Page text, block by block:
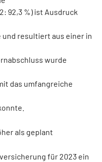
92,3 %) ist Ausdruck
resultiert aus einer in
wurde
das umfangreiche
als geplant
für 2023 ein